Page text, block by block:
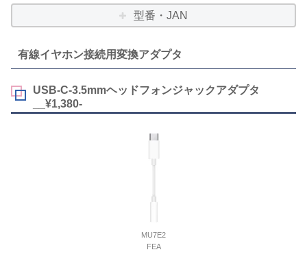
型番・JAN
有線イヤホン接続用変換アダプタ
USB-C-3.5mmヘッドフォンジャックアダプタ
__¥1,380-
MU7E2
FEA